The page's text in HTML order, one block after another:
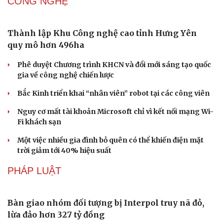
Thành lập Khu Công nghệ cao tỉnh Hưng Yên
quy mô hơn 496ha
Phê duyệt Chương trình KHCN và đổi mới sáng tạo quốc
Bắc Kinh triển khai “nhân viên” robot tại các công viên
Nguy cơ mất tài khoản Microsoft chỉ vì kết nối mạng Wi-